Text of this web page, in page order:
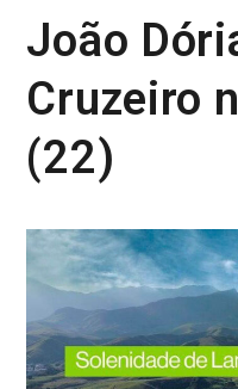
João
Cruzeiro
(22)